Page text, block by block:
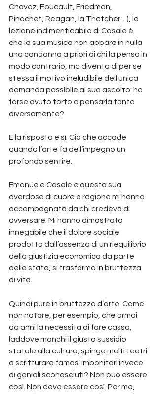
Chavez, Foucault, Friedman,
Pinochet, Reagan, la Thatcher…), la
lezione indimenticabile di Casale è
che la sua musica non appare in nulla
una condanna a priori di chi la pensa in
modo contrario, ma diventa di per se
stessa il motivo ineludibile dell’unica
domanda possibile al suo ascolto: ho
forse avuto torto a pensarla tanto
diversamente?
E la risposta è sì. Ciò che accade
quando l’arte fa dell’impegno un
profondo sentire.
Emanuele Casale e questa sua
overdose di cuore e ragione mi hanno
accompagnato da chi credevo di
avversare. Mi hanno dimostrato
innegabile che il dolore sociale
prodotto dall’assenza di un riequilibrio
della giustizia economica da parte
dello stato, si trasforma in bruttezza
di vita.
Quindi pure in bruttezza d’arte. Come
non notare, per esempio, che ormai
da anni la necessità di fare cassa,
laddove manchi il giusto sussidio
statale alla cultura, spinge molti teatri
a scritturare famosi imbonitori invece
di geniali sconosciuti? Non può essere
così. Non deve essere così. Per me,